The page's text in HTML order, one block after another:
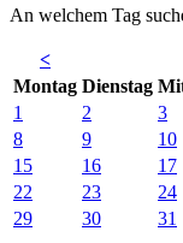
An welchem Tag
<
Montag Dienstag Mi
1
2 3
8
9 10
15
16 17
22
23 24
29
30 31